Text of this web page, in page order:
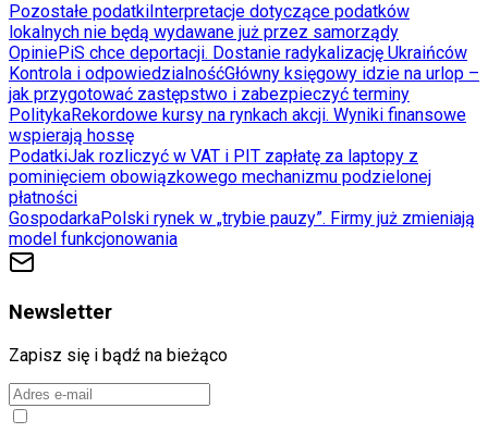
Pozostałe podatki Interpretacje dotyczące podatków
lokalnych nie będą wydawane już przez samorządy
OpiniePiS chce deportacji. Dostanie radykalizację Ukraińców
Kontrola i odpowiedzialnośćGłówny księgowy idzie na urlop –
jak przygotować zastępstwo i zabezpieczyć terminy
PolitykaRekordowe kursy na rynkach akcji. Wyniki finansowe
wspierają hossę
PodatkiJak rozliczyć w VAT i PIT zapłatę za laptopy z
pominięciem obowiązkowego mechanizmu podzielonej
płatności
GospodarkaPolski rynek w „trybie pauzy”. Firmy już zmieniają
model funkcjonowania
Newsletter
Zapisz się i bądź na bieżąco